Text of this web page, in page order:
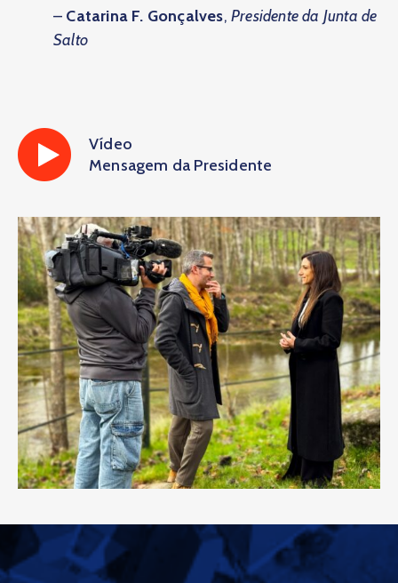
– Catarina F. Gonçalves, Presidente da Junta de
Salto
Vídeo
Mensagem da Presidente